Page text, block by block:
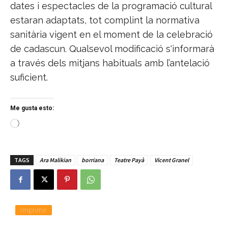
dates i espectacles de la programació cultural
estaran adaptats, tot complint la normativa
sanitària vigent en el moment de la celebració
de cadascun. Qualsevol modificació s'informarà
a través dels mitjans habituals amb l’antelació
suficient.
Me gusta esto:
C
a
n
d
o
TAGS Ara Malikian borriana Teatre Payà Vicent Granel
Imprimir